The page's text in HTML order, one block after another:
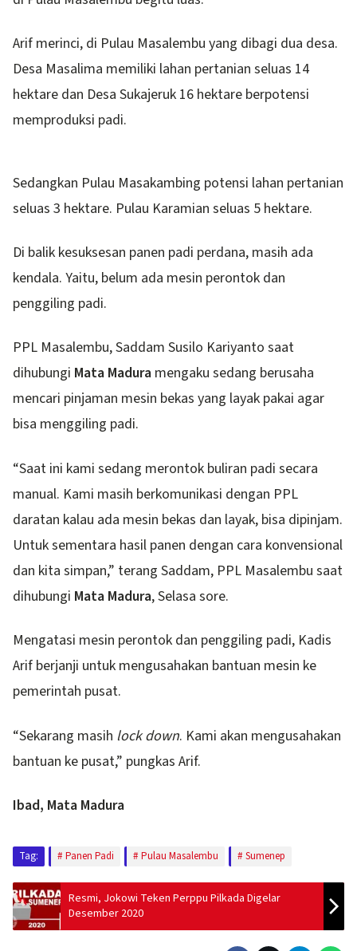
Arif merinci, di Pulau Masalembu yang dibagi dua desa.
Desa Masalima memiliki lahan pertanian seluas 14
hektare dan Desa Sukajeruk 16 hektare berpotensi
memproduksi padi.
Sedangkan Pulau Masakambing potensi lahan pertanian
seluas 3 hektare. Pulau Karamian seluas 5 hektare.
Di balik kesuksesan panen padi perdana, masih ada
kendala. Yaitu, belum ada mesin perontok dan
penggiling padi.
PPL Masalembu, Saddam Susilo Kariyanto saat
dihubungi Mata Madura mengaku sedang berusaha
mencari pinjaman mesin bekas yang layak pakai agar
bisa menggiling padi.
“Saat ini kami sedang merontok buliran padi secara
manual. Kami masih berkomunikasi dengan PPL
daratan kalau ada mesin bekas dan layak, bisa dipinjam.
Untuk sementara hasil panen dengan cara konvensional
dan kita simpan,” terang Saddam, PPL Masalembu saat
dihubungi Mata Madura, Selasa sore.
Mengatasi mesin perontok dan penggiling padi, Kadis
Arif berjanji untuk mengusahakan bantuan mesin ke
pemerintah pusat.
“Sekarang masih lock down. Kami akan mengusahakan
bantuan ke pusat,” pungkas Arif.
Ibad, Mata Madura
Tag: Panen Padi Pulau Masalembu Sumenep
Resmi, Jokowi Teken Perppu Pilkada Digelar
Desember 2020